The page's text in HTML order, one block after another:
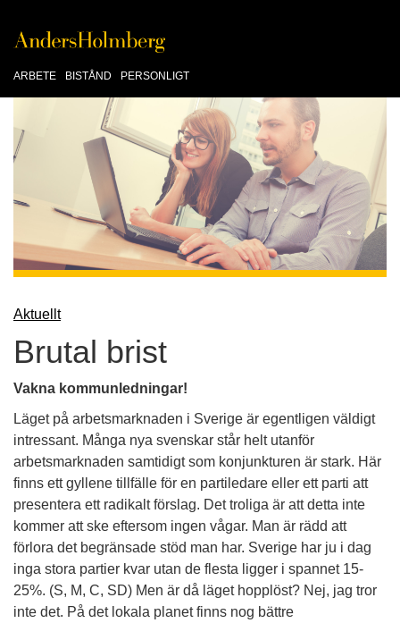
ARBETE BISTÅND PERSONLIGT
Aktuellt
Brutal brist
Vakna kommunledningar!
Läget på arbetsmarknaden i Sverige är egentligen väldigt
intressant. Många nya svenskar står helt utanför
arbetsmarknaden samtidigt som konjunkturen är stark. Här
finns ett gyllene tillfälle för en partiledare eller ett parti att
presentera ett radikalt förslag. Det troliga är att detta inte
kommer att ske eftersom ingen vågar. Man är rädd att
förlora det begränsade stöd man har. Sverige har ju i dag
inga stora partier kvar utan de flesta ligger i spannet 15-
25%. (S, M, C, SD) Men är då läget hopplöst? Nej, jag tror
inte det. På det lokala planet finns nog bättre